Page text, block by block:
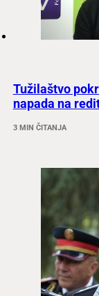
Tužilaštvo
napada na
3 MIN ČITANJA